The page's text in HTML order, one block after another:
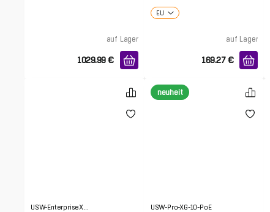
auf Lager
1029.99 €
EU
auf Lager
169.27 €
USW-EnterpriseXG-24
neuheit
USW-Pro-XG-10-PoE